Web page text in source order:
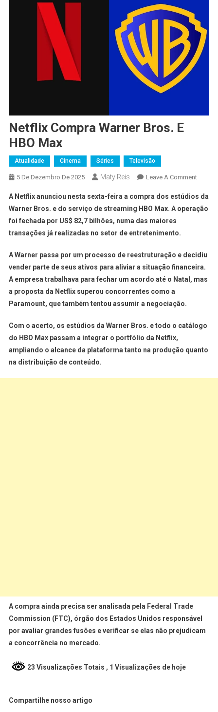
Netflix Compra Warner Bros. E
HBO Max
Atualidade Cinema Séries Televisão
5 De Dezembro De 2025 Maty Reis Leave A Comment
A Netflix anunciou nesta sexta-feira a compra dos estúdios da
Warner Bros. e do serviço de streaming HBO Max. A operação
foi fechada por US$ 82,7 bilhões, numa das maiores
transações já realizadas no setor de entretenimento.
A Warner passa por um processo de reestruturação e decidiu
vender parte de seus ativos para aliviar a situação financeira.
A empresa trabalhava para fechar um acordo até o Natal, mas
a proposta da Netflix superou concorrentes como a
Paramount, que também tentou assumir a negociação.
Com o acerto, os estúdios da Warner Bros. e todo o catálogo
do HBO Max passam a integrar o portfólio da Netflix,
ampliando o alcance da plataforma tanto na produção quanto
na distribuição de conteúdo.
A compra ainda precisa ser analisada pela Federal Trade
Commission (FTC), órgão dos Estados Unidos responsável
por avaliar grandes fusões e verificar se elas não prejudicam
a concorrência no mercado.
23 Visualizações Totais , 1 Visualizações de hoje
Compartilhe nosso artigo